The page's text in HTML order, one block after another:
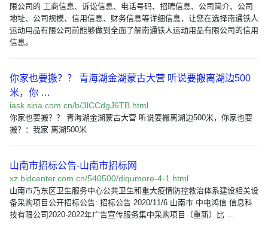
限公司的 工商信息、诉讼信息、电话号码、招聘信息、公司简介、公司
地址、公司规模、信用信息、财务信息等详细信息，让您在选择南通铁人
运动用品有限公司前能够做到全面了解南通铁人运动用品有限公司的信用
信息。
你家也要搬？？ 青海湖金湖蒙古大营 听说要搬离湖边500
米，你 …
iask.sina.com.cn/b/3lCCdgJ6TB.html
你家也要搬？？ 青海湖金湖蒙古大营 听说要搬离湖边500米，你家也要
搬？：我家 离湖500米
山南市招标公告-山南市招标网
xz.bidcenter.com.cn/540500/diqumore-4-1.html
山南市乃东区卫生服务中心公共卫生和重大疫情防控救治体系建设相关设
备采购项目公开招标公告: 招标公告 2020/11/6 山南市 中电鸿信 信息科
技有限公司2020-2022年广告宣传服务集中采购项目（重新）比 …